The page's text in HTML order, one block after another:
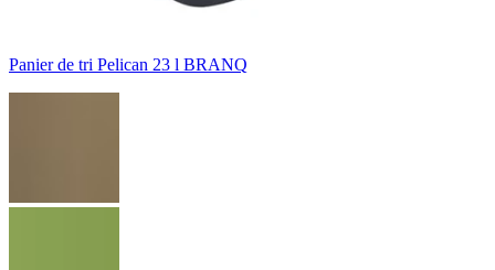
Panier de tri Pelican 23 l BRANQ